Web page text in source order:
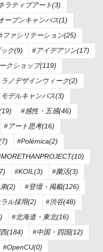
ラティブアート(3)
ープンキャンパス(1)
ファシリテーション(25)
ク(9)
#アイデアソン(17)
クショップ(119)
ノデザインウィーク(2)
デルキャンバス(3)
#感性・五感(46)
#アート思考(16)
#Polémica(2)
#KOIL(3)
#菌活(3)
(2)
#登壇・掲載(126)
ル採用(2)
#渋谷(48)
#北海道・東北(16)
(184)
#中国・四国(12)
#OpenCU(0)